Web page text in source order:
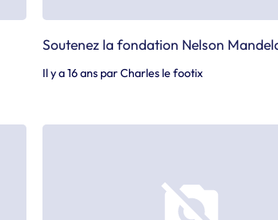
Soutenez la fondation Nelson
Il y a 16 ans parCharles le footix